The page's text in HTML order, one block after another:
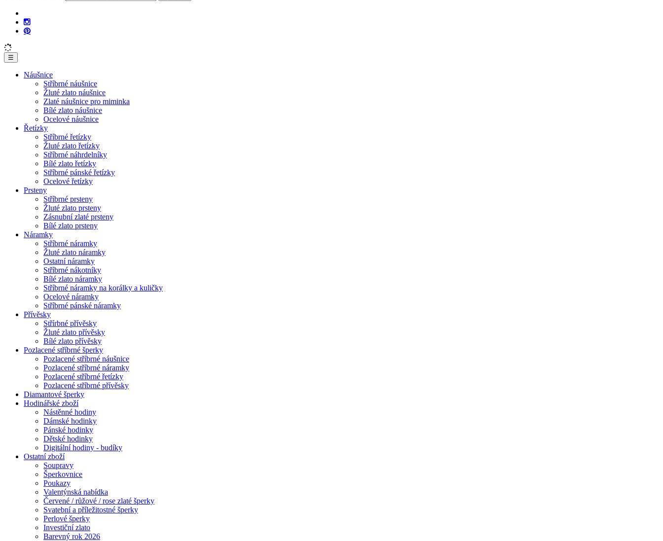
☰
Náušnice
Stříbrné náušnice
Žluté zlato náušnice
Zlaté náušnice pro miminka
Bílé zlato náušnice
Ocelové náušnice
Řetízky
Stříbrné řetízky
Žluté zlato řetízky
Stříbrné náhrdelníky
Bílé zlato řetízky
Stříbrné pánské řetízky
Ocelové řetízky
Prsteny
Stříbrné prsteny
Žluté zlato prsteny
Zásnubní zlaté prsteny
Bílé zlato prsteny
Náramky
Stříbrné náramky
Žluté zlato náramky
Ostatní náramky
Stříbrné nákotníky
Bílé zlato náramky
Stříbrné náramky na korálky a kuličky
Ocelové náramky
Stříbrné pánské náramky
Přívěsky
Střírbné přívěsky
Žluté zlato přívěsky
Bílé zlato přívěsky
Pozlacené stříbrné šperky
Pozlacené stříbrné náušnice
Pozlacené stříbrné náramky
Pozlacené stříbrné řetízky
Pozlacené stříbrné přívěsky
Diamantové šperky
Hodinářské zboží
Nástěnné hodiny
Dámské hodinky
Pánské hodinky
Dětské hodinky
Digitální hodiny - budíky
Ostatní zboží
Soupravy
Šperkovnice
Poukazy
Valentýnská nabídka
Červené / růžové / rose zlaté šperky
Svatební a příležitostné šperky
Perlové šperky
Investiční zlato
Barevný rok 2026